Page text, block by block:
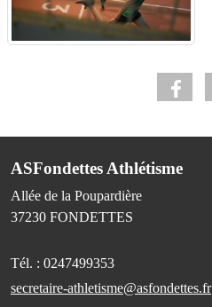
ASFondettes Athlétisme
Allée de la Poupardière
37230 FONDETTES
Tél. : 0247499353
secretaire-athletisme@asfondettes.fr